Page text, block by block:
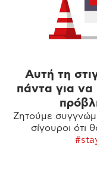
Αυτή τη
πάντα για να
Ζητούμε
σίγουροι ότι